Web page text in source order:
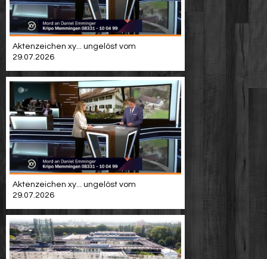
Aktenzeichen xy... ungelöst vom
29.07.2026
Aktenzeichen xy... ungelöst vom
29.07.2026